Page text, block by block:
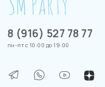
8 (916) 527 78 77
пн-пт с 10:00 до 19:00